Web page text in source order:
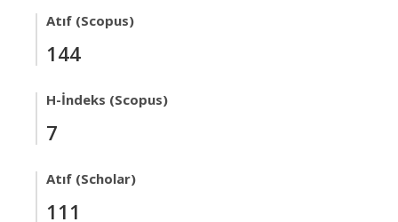
Atıf (Scopus)
144
H-İndeks (Scopus)
7
Atıf (Scholar)
111